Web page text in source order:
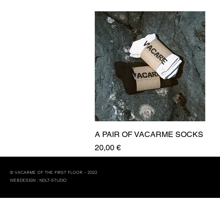
Aperçu rapide
A PAIR OF VACARME SOCKS
Prix
20,00 €
© VACARME OF THE FIRST FLOOR - 2022
WEBDESIGN : NDLT-STUDIO